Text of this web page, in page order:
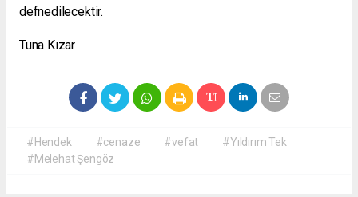
defnedilecektir.
Tuna Kızar
#Hendek #cenaze #vefat
#Yıldırım Tek
#Melehat Şengöz